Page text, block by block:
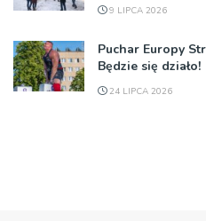
9 LIPCA 2026
Puchar Europy
Będzie się działo!
24 LIPCA 2026